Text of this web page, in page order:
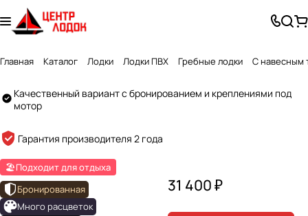
Главная Каталог Лодки Лодки ПВХ Гребные лодки С навесным
Created by GlyphGenius Studio
Качественный вариант с бронированием и креплениями под
мотор
Гарантия производителя 2 года
🏖️Подходит для отдыха
Бронированная
Много расцветок
31 400 ₽